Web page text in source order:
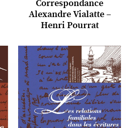
Correspondance
Alexandre Vialatte –
Henri Pourrat